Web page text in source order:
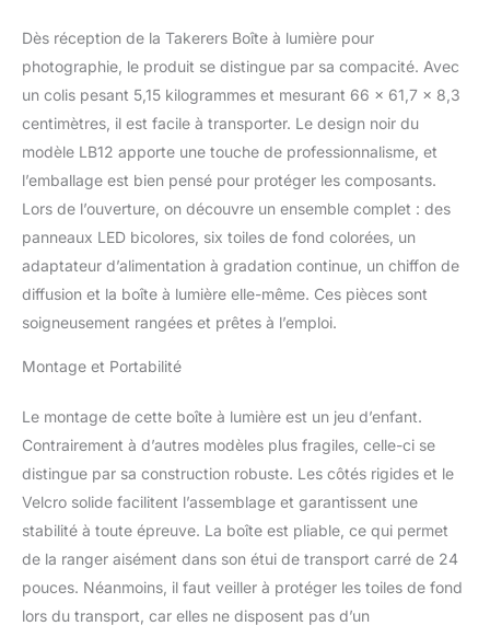
de vue. Grâce à ses 240
LED ultra lumineuses (60
W au total) avec 95 +
IRC, la boîte à lumière
photo peut offrir assez
de lumières pour
différentes exigences. Le
variateur d'intensité 2 en
1 peut vous aider à
obtenir facilement les
lumières à n'importe
quelle luminosité ou
dont vous avez besoin
inclus : des toiles de
fond professionnelles en
PVC en blanc, noir, bleu,
rouge, vert, jaune sont
incluses pour une
utilisation à long terme.
Pas de plis, pas
d'ombres et
imperméable. Un tissu de
Dès réception de la Takerers Boîte à lumière pour
photographie, le produit se distingue par sa compacité. Avec
un colis pesant 5,15 kilogrammes et mesurant 66 x 61,7 x 8,3
centimètres, il est facile à transporter. Le design noir du
modèle LB12 apporte une touche de professionnalisme, et
l’emballage est bien pensé pour protéger les composants.
Lors de l’ouverture, on découvre un ensemble complet : des
panneaux LED bicolores, six toiles de fond colorées, un
adaptateur d’alimentation à gradation continue, un chiffon de
diffusion et la boîte à lumière elle-même. Ces pièces sont
soigneusement rangées et prêtes à l’emploi.
Montage et Portabilité
Le montage de cette boîte à lumière est un jeu d’enfant.
Contrairement à d’autres modèles plus fragiles, celle-ci se
distingue par sa construction robuste. Les côtés rigides et le
Velcro solide facilitent l’assemblage et garantissent une
stabilité à toute épreuve. La boîte est pliable, ce qui permet
de la ranger aisément dans son étui de transport carré de 24
pouces. Néanmoins, il faut veiller à protéger les toiles de fond
lors du transport, car elles ne disposent pas d’un